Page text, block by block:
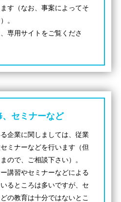
す（なお、事案によってそ
。
専用サイトをご覧くださ
セミナーなど
企業に関しましては、従業
ミナーなどを行います（但
ので、ご相談下さい）。
講習やセミナーなどによる
るところは多いですが、セ
の教育は十分ではないとこ